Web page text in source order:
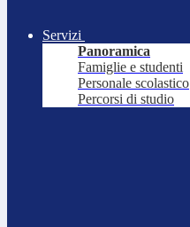
Servizi
Panoramica
Famiglie e studenti
Personale scolastico
Percorsi di studio